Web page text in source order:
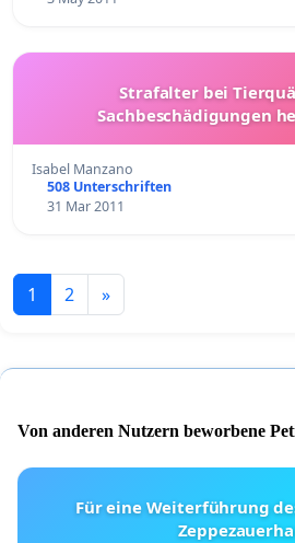
Strafalter bei Tierquälerei und
Sachbeschädigungen
Isabel Manzano
508 Unterschriften
31 Mar 2011
1 2 »
Von anderen Nutzern beworbene
Für eine Weiterführung